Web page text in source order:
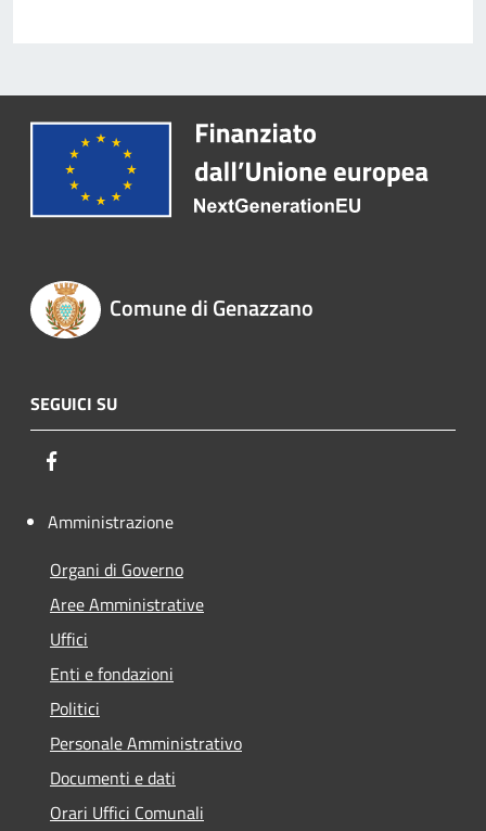
Comune di Genazzano
SEGUICI SU
Amministrazione
Organi di Governo
Aree Amministrative
Uffici
Enti e fondazioni
Politici
Personale Amministrativo
Documenti e dati
Orari Uffici Comunali